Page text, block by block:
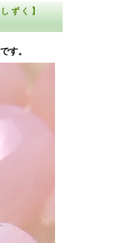
ずく】
す。